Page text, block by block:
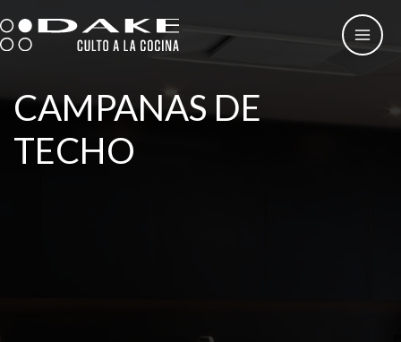
al
contenido
CAMPANAS DE
TECHO